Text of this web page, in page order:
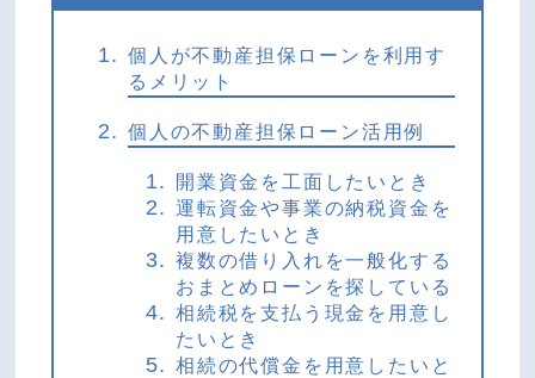
個人が不動産担保ローンを利用す
るメリット
個人の不動産担保ローン活用例
開業資金を工面したいとき
運転資金や事業の納税資金を
用意したいとき
複数の借り入れを一般化する
おまとめローンを探している
相続税を支払う現金を用意し
たいとき
相続の代償金を用意したいと